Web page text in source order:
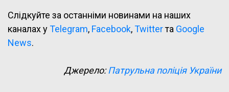
Слідкуйте за останніми новинами на наших
каналах уTelegram, Facebook,Twitterта Google
News.
Джерело:Патрульна поліція України